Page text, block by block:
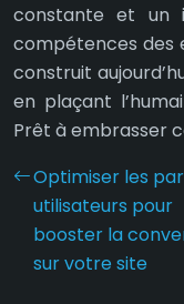
constante et un
compétences des
construit
en plaçant
Prêt à embrasser
Optimiser les
utilisateurs pour
booster la
sur votre site